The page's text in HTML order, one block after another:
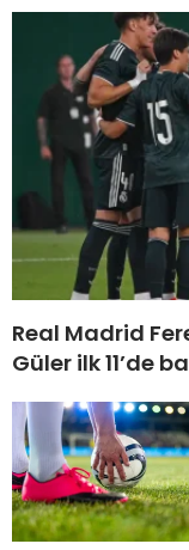
Real Madrid
Güler ilk 11’de